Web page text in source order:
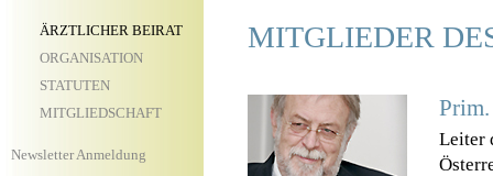
ÄRZTLICHER BEIRAT
ORGANISATION
STATUTEN
MITGLIEDSCHAFT
Newsletter Anmeldung
MITGLIEDER
Leiter